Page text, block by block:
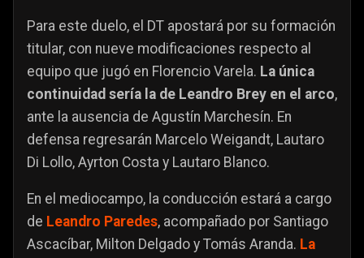
Para este duelo, el DT apostará por su formación
titular, con nueve modificaciones respecto al
equipo que jugó en Florencio Varela. La única
continuidad sería la de Leandro Brey en el arco,
ante la ausencia de Agustín Marchesín. En
defensa regresarán Marcelo Weigandt, Lautaro
Di Lollo, Ayrton Costa y Lautaro Blanco.
En el mediocampo, la conducción estará a cargo
de Leandro Paredes, acompañado por Santiago
Ascacíbar, Milton Delgado y Tomás Aranda. La